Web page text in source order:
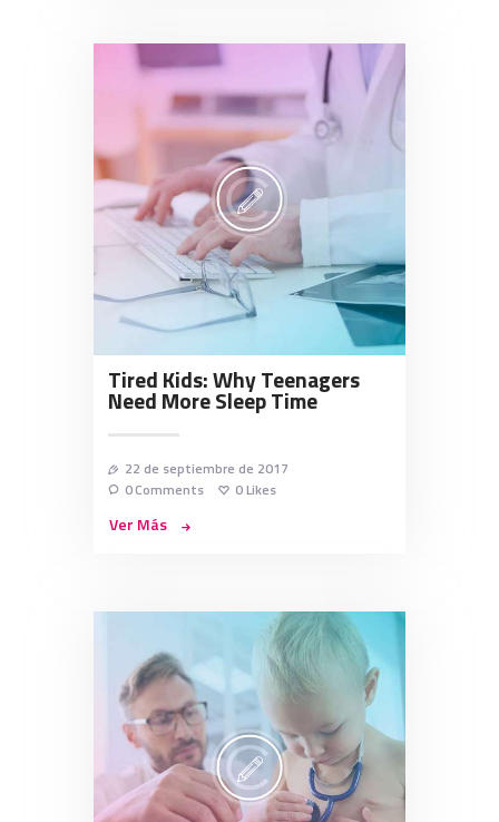
Tired Kids: Why Teenagers
Need More Sleep Time
22 de septiembre de 2017
0Comments 0Likes
Ver Más